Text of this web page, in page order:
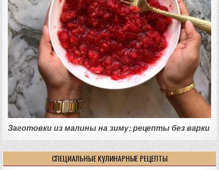
Заготовки из малины на зиму: рецепты без варки
СПЕЦИАЛЬНЫЕ КУЛИНАРНЫЕ РЕЦЕПТЫ